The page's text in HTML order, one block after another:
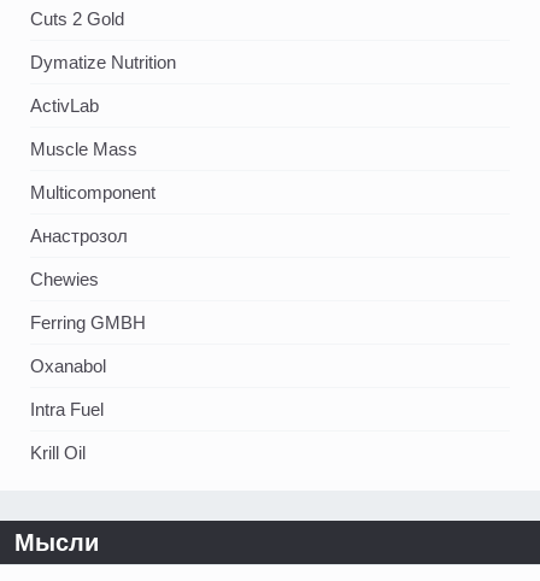
Cuts 2 Gold
Dymatize Nutrition
ActivLab
Muscle Mass
Multicomponent
Анастрозол
Chewies
Ferring GMBH
Oxanabol
Intra Fuel
Krill Oil
Мысли